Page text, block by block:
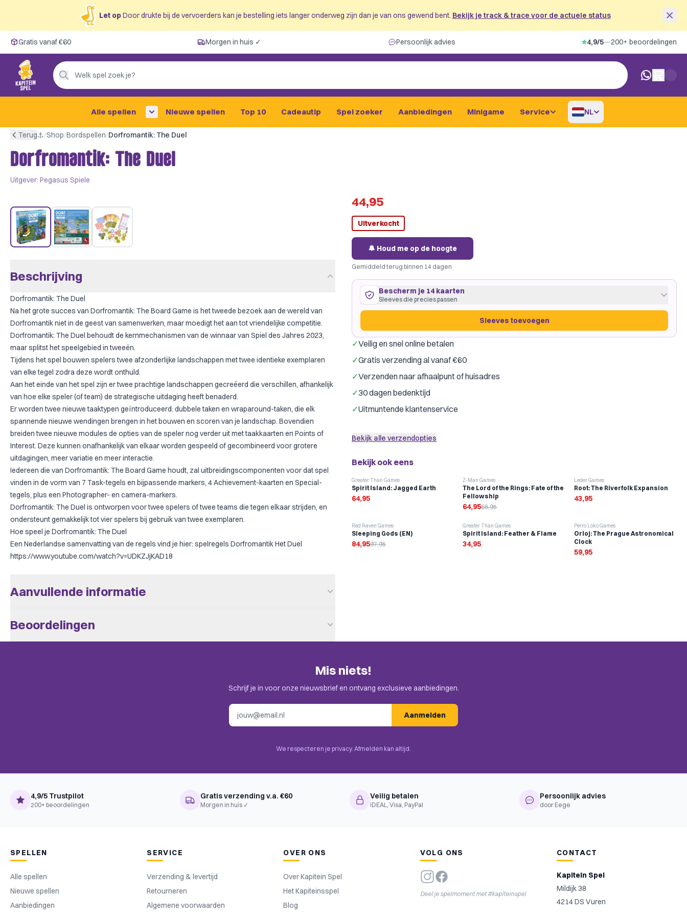
Let opDoor drukte bij de vervoerders kan je bestelling iets langer onderweg zijn dan je van ons gewend bent. Bekijk je track & trace voor de actuele status
Gratis vanaf €60
Morgen in huis ✓
Persoonlijk advies
4,9/5 —
200+ beoordelingen
Gratis vanaf €60 Morgen in huis ✓ Persoonlijk advies ⭐4,9/5—200+ beoordelingen
Welk spel zoek je?
0 artikelen
Alle spellen Nieuwe spellen Top 10 Cadeautip Spel zoeker Aanbiedingen Minigame Service NL
Terug⚓︎/Shop/Bordspellen/Dorfromantik: The Duel
Dorfromantik: The Duel
Uitgever: Pegasus Spiele
Beschrijving
Dorfromantik: The Duel
Na het grote succes van Dorfromantik: The Board Game is het tweede bezoek aan de wereld van
Dorfromantik niet in de geest van samenwerken, maar moedigt het aan tot vriendelijke competitie.
Dorfromantik: The Duel behoudt de kernmechanismen van de winnaar van Spiel des Jahres 2023,
maar splitst het speelgebied in tweeën.
Tijdens het spel bouwen spelers twee afzonderlijke landschappen met twee identieke exemplaren
van elke tegel zodra deze wordt onthuld.
Aan het einde van het spel zijn er twee prachtige landschappen gecreëerd die verschillen, afhankelijk
van hoe elke speler (of team) de strategische uitdaging heeft benaderd.
Er worden twee nieuwe taaktypen geïntroduceerd: dubbele taken en wraparound-taken, die elk
spannende nieuwe wendingen brengen in het bouwen en scoren van je landschap. Bovendien
breiden twee nieuwe modules de opties van de speler nog verder uit met taakkaarten en Points of
Interest. Deze kunnen onafhankelijk van elkaar worden gespeeld of gecombineerd voor grotere
uitdagingen, meer variatie en meer interactie.
Iedereen die van Dorfromantik: The Board Game houdt, zal uitbreidingscomponenten voor dat spel
vinden in de vorm van 7 Task-tegels en bijpassende markers, 4 Achievement-kaarten en Special-
tegels, plus een Photographer- en camera-markers.
Dorfromantik: The Duel is ontworpen voor twee spelers of twee teams die tegen elkaar strijden, en
ondersteunt gemakkelijk tot vier spelers bij gebruik van twee exemplaren.
Hoe speel je Dorfromantik: The Duel
Een Nederlandse samenvatting van de regels vind je hier: spelregels Dorfromantik Het Duel
https://www.youtube.com/watch?v=UDKZJjKAD18
Aanvullende informatie
Hexagon Grid, Modular Board, Tile Placement, Variable Set-up
Beoordelingen
Alleen klanten die dit spel kochten kunnen een beoordeling plaatsen. Check de uitnodiging in je
44,95
Uitverkocht
🔔 Houd me op de hoogte
Gemiddeld terug binnen 14 dagen
Bescherm je 14 kaarten
Sleeves die precies passen
Sleeves toevoegen
14 kaarten
past precies·GameGenic Green
Merk: Gamegenic Dragon Shield
✓Veilig en snel online betalen
✓Gratis verzending al vanaf €60
✓Verzenden naar afhaalpunt of huisadres
✓30 dagen bedenktijd
✓Uitmuntende klantenservice
Bekijk alle verzendopties
Bekijk ook eens
Greater Than Games
Spirit Island: Jagged Earth
64,95
-6%
Z-Man Games
The Lord of the Rings: Fate of the
Fellowship
64,9568,95
Leder Games
Root: The Riverfolk Expansion
43,95
-13%
Red Raven Games
Sleeping Gods (EN)
84,9597,95
Greater Than Games
Spirit Island: Feather & Flame
34,95
Perro Loko Games
Orloj: The Prague Astronomical
Clock
59,95
Mis niets!
Schrijf je in voor onze nieuwsbrief en ontvang exclusieve aanbiedingen.
Aanmelden
We respecteren je privacy. Afmelden kan altijd.
4,9/5 Trustpilot
200+ beoordelingen
Gratis verzending v.a. €60
Morgen in huis ✓
Veilig betalen
iDEAL, Visa, PayPal
Persoonlijk advies
door Eege
SPELLEN
Alle spellen
Nieuwe spellen
Aanbiedingen
SERVICE
Verzending & levertijd
Retourneren
Algemene voorwaarden
OVER ONS
Over Kapitein Spel
Het Kapiteinsspel
Blog
VOLG ONS
Deel je spelmoment met #kapiteinspel
CONTACT
Kapitein Spel
Mildijk 38
4214 DS Vuren